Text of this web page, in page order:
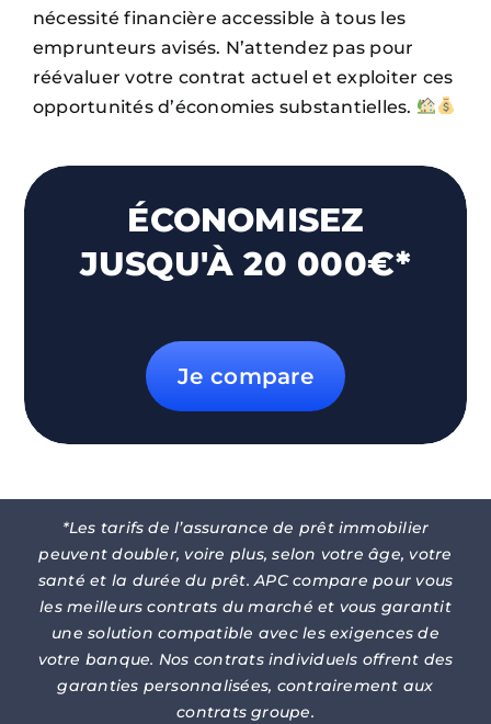
nécessité financière accessible à tous les
emprunteurs avisés. N’attendez pas pour
réévaluer votre contrat actuel et exploiter ces
opportunités d’économies substantielles.
ÉCONOMISEZ
JUSQU'À 20 000€*
Je compare
*Les tarifs de l’assurance de prêt immobilier
peuvent doubler, voire plus, selon votre âge, votre
santé et la durée du prêt. APC compare pour vous
les meilleurs contrats du marché et vous garantit
une solution compatible avec les exigences de
votre banque. Nos contrats individuels offrent des
garanties personnalisées, contrairement aux
contrats groupe.